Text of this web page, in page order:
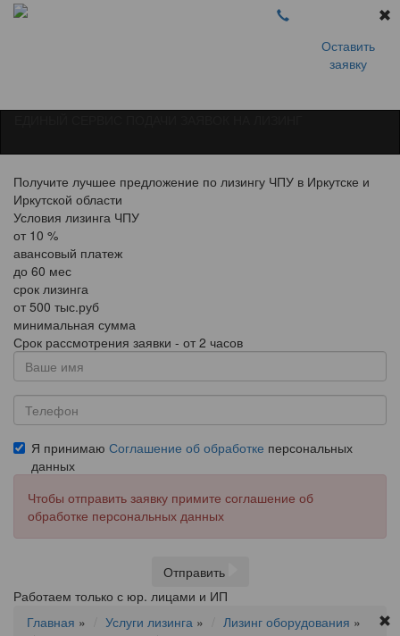
Оставить
заявку
Получите лучшее предложение по лизингу ЧПУ в Иркутске и
Иркутской области
Условия лизинга ЧПУ
от 10 %
авансовый платеж
до 60 мес
срок лизинга
от 500 тыс.руб
минимальная сумма
Срок рассмотрения заявки - от 2 часов
Я принимаю Соглашение об обработке персональных
данных
Чтобы отправить заявку примите соглашение об
обработке персональных данных
Отправить
Работаем только с юр. лицами и ИП
Главная » Услуги лизинга » Лизинг оборудования »